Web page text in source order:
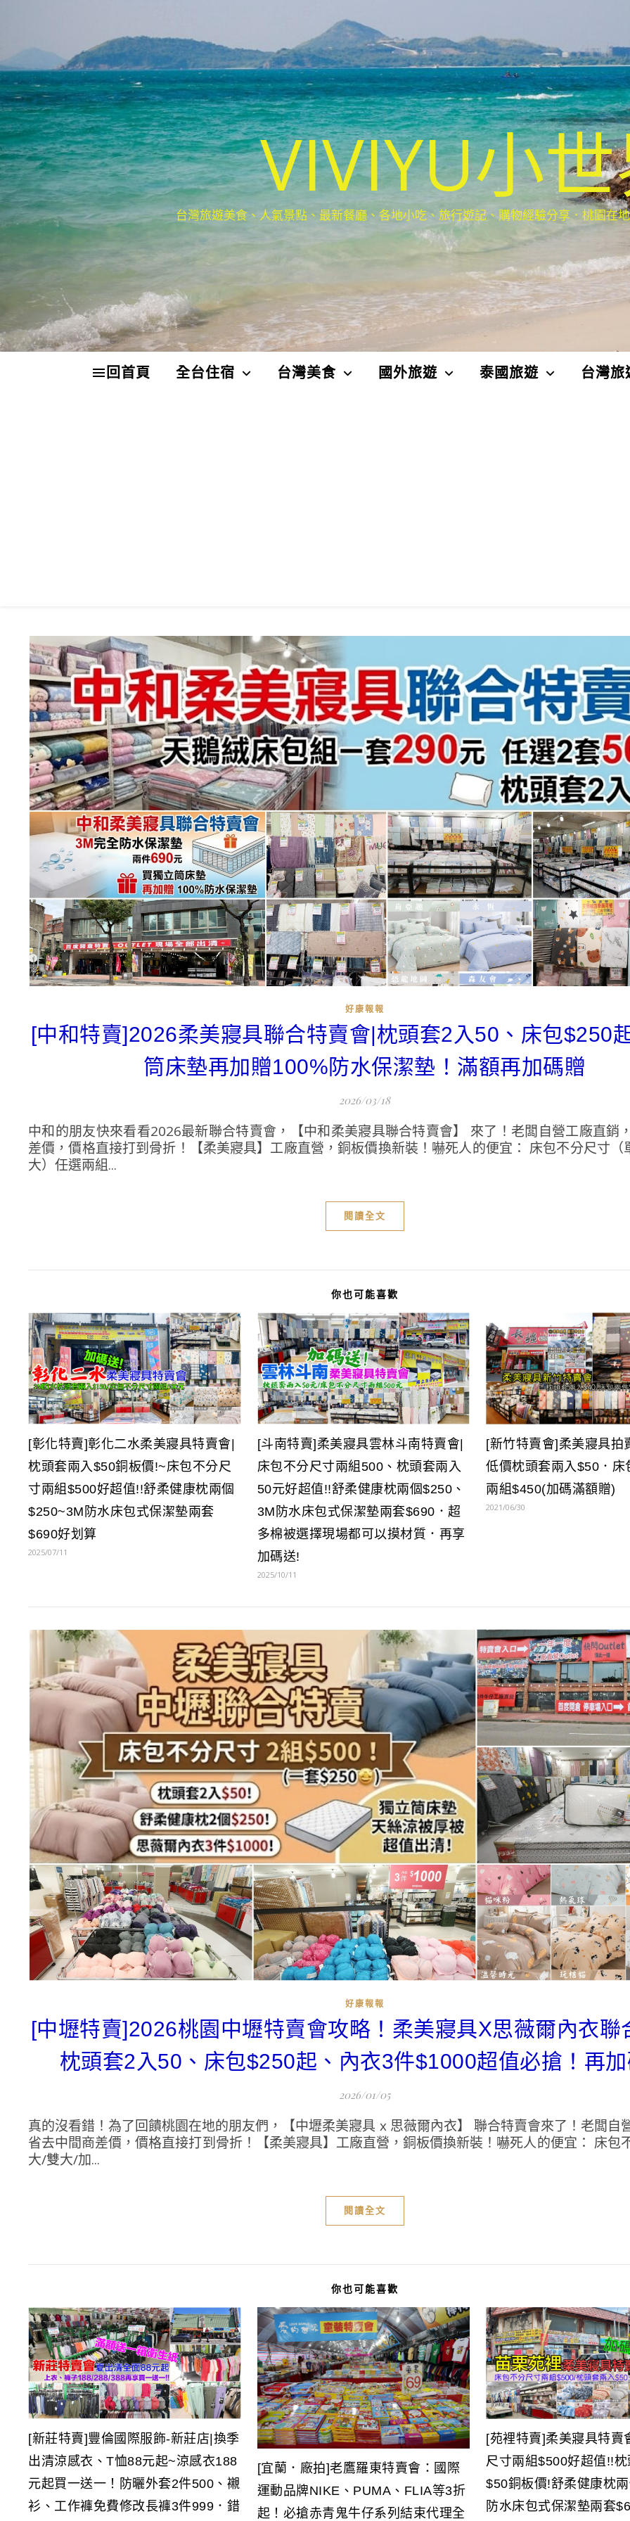
VIVIYU小
台灣旅遊美食、人氣景點、最新餐廳、各地小吃、旅行遊記、購物經驗分享．桃園在
回首頁 全台住宿 台灣美食 國外旅遊 泰國旅遊 台灣旅
好康報報
[中和特賣]2026柔美寢具聯合特賣會|枕頭套2入50、床包$250
筒床墊再加贈100%防水保潔墊！滿額再加碼贈
2026/03/18
中和的朋友快來看看2026最新聯合特賣會，【中和柔美寢具聯合特賣會】 來了！老闆自營工廠直銷
差價，價格直接打到骨折！【柔美寢具】工廠直營，銅板價換新裝！嚇死人的便宜： 床包不分尺寸
大）任選兩組...
閱讀全文
你也可能喜歡
[彰化特賣]彰化二水柔美寢具特賣會|
枕頭套兩入$50銅板價!~床包不分尺
寸兩組$500好超值!!舒柔健康枕兩個
$250~3M防水床包式保潔墊兩套
$690好划算
2025/07/11
[斗南特賣]柔美寢具雲林斗南特賣會|
床包不分尺寸兩組500、枕頭套兩入
50元好超值!!舒柔健康枕兩個$250、
3M防水床包式保潔墊兩套$690．超
多棉被選擇現場都可以摸材質．再享
加碼送!
2025/10/11
[新竹特賣會]柔美寢具拍
低價枕頭套兩入$50．床
兩組$450(加碼滿額贈)
2021/06/30
好康報報
[中壢特賣]2026桃園中壢特賣會攻略！柔美寢具X思薇爾內衣聯
枕頭套2入50、床包$250起、內衣3件$1000超值必搶！再
2026/01/05
真的沒看錯！為了回饋桃園在地的朋友們，【中壢柔美寢具 x 思薇爾內衣】 聯合特賣會來了！老闆自
省去中間商差價，價格直接打到骨折！【柔美寢具】工廠直營，銅板價換新裝！嚇死人的便宜： 床包
大/雙大/加...
閱讀全文
你也可能喜歡
[新莊特賣]豐倫國際服飾-新莊店|換季
出清涼感衣、T恤88元起~涼感衣188
元起買一送一！防曬外套2件500、襯
衫、工作褲免費修改長褲3件999．錯
[宜蘭．廠拍]老鷹羅東特賣會：國際
運動品牌NIKE、PUMA、FLIA等3折
起！必搶赤青鬼牛仔系列結束代理全
[苑裡特賣]柔美寢具特賣
尺寸兩組$500好超值!!
$50銅板價!舒柔健康枕
防水床包式保潔墊兩套